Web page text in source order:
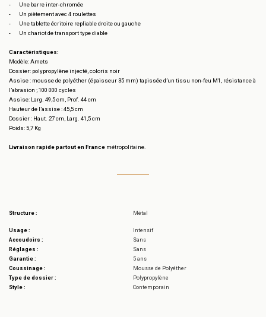
-
Une barre inter-chromée
-
Un piètement avec 4 roulettes
-
Une tablette écritoire repliable droite ou gauche
-
Un chariot de transport type diable
Caractéristiques:
Modèle: Amets
Dossier: polypropylène injecté, coloris noir
Assise : mousse de polyéther (épaisseur 35 mm) tapissée d’un tissu non-feu M1, résistance à
l’abrasion ; 100 000 cycles
Assise: Larg. 49,5 cm, Prof. 44 cm
Hauteur de l’assise : 45,5 cm
Dossier : Haut. 27 cm, Larg. 41,5 cm
Poids: 5,7 Kg
Livraison rapide partout en France métropolitaine.
Structure : Métal
Usage :
Intensif
Accoudoirs :
Sans
Réglages :
Sans
Garantie :
5 ans
Coussinage :
Mousse de Polyéther
Type de dossier :
Polypropylène
Style :
Contemporain